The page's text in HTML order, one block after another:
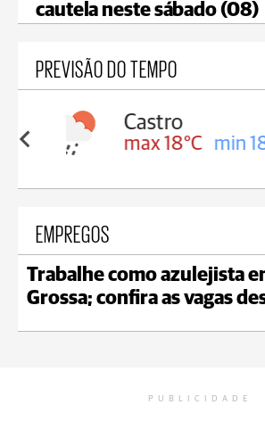
cautela neste sábado (08)
PREVISÃO DO TEMPO
18°C
Carambeí
max 18°C
EMPREGOS
Trabalhe como azulejista
Grossa; confira as vagas
PUBLICIDADE